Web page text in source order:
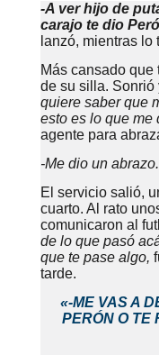
-A ver hijo de
carajo te dio
lanzó, mientras lo
Más cansado que
de su silla. Sonrió
quiere saber que
esto es lo que me
agente para
-Me dio un
El servicio salió,
cuarto. Al rato
comunicaron al
de lo que pasó
que te pase algo,
tarde.
«-ME VAS A
PERÓN O TE